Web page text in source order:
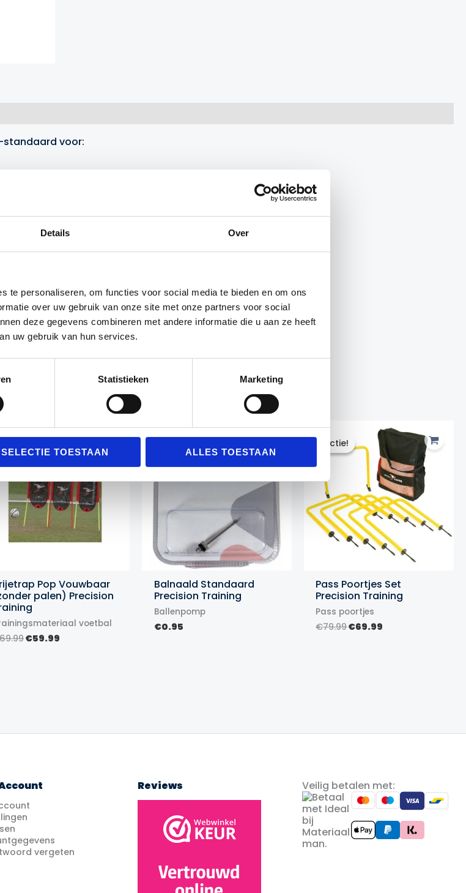
Details Over
te personaliseren, om functies voor social media te bieden en om ons
over uw gebruik van onze site met onze partners voor social
deze gegevens combineren met andere informatie die u aan ze heeft
uw gebruik van hun services.
Statistieken Marketing
SELECTIE TOESTAAN ALLES TOESTAAN
standaard voor:
de voetbal in elke omgeving optimaal blijft;
lucht verliest;
speelbaar blijft.
waterabsorptie.
producten
Pop Vouwbaar
palen) Precision
voetbal
Oorspronkelijke
€59.99Huidige
Balnaald Standaard
Precision Training
Ballenpomp
€0.95
Actie!
Actie!
Pass Poortjes Set
Precision Training
Pass poortjes
€79.99Oorspronkelijke
€69.99
vergeten
Reviews Veilig betalen met: